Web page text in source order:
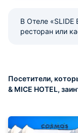
В Отеле «SLIDE
ресторан или
Посетители,
& MICE HOTEL,